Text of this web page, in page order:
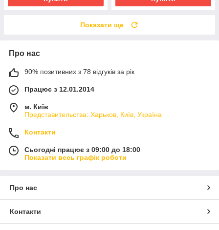
Показати ще
Про нас
90% позитивних з 78 відгуків за рік
Працює з 12.01.2014
м. Київ
Представительства: Харьков, Київ, Україна
Контакти
Сьогодні працює з 09:00 до 18:00
Показати весь графік роботи
Про нас
Контакти